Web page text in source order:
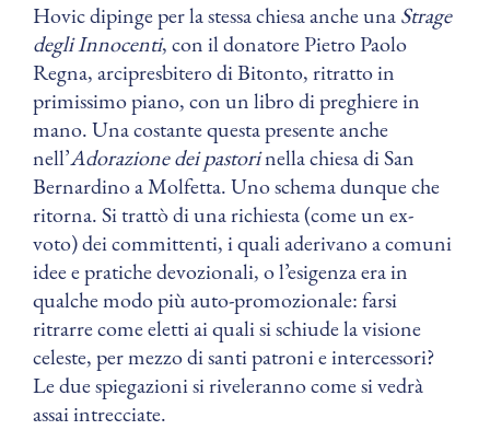
Hovic dipinge per la stessa chiesa anche unaStrage
degli Innocenti, con il donatore Pietro Paolo
Regna, arcipresbitero di Bitonto, ritratto in
primissimo piano, con un libro di preghiere in
mano. Una costante questa presente anche
nell’Adorazione dei pastorinella chiesa di San
Bernardino a Molfetta. Uno schema dunque che
ritorna. Si trattò di una richiesta (come un ex-
voto) dei committenti, i quali aderivano a comuni
idee e pratiche devozionali, o l’esigenza era in
qualche modo più auto-promozionale: farsi
ritrarre come eletti ai quali si schiude la visione
celeste, per mezzo di santi patroni e intercessori?
Le due spiegazioni si riveleranno come si vedrà
assai intrecciate.